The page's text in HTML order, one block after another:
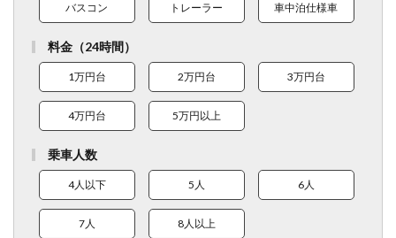
バスコン トレーラー 車中泊仕様車
料金（24時間）
1万円台 2万円台 3万円台
4万円台 5万円以上
乗車人数
4人以下 5人 6人
7人 8人以上